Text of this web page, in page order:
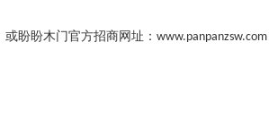
或盼盼木门官方招商网址： www.panpanzsw.com